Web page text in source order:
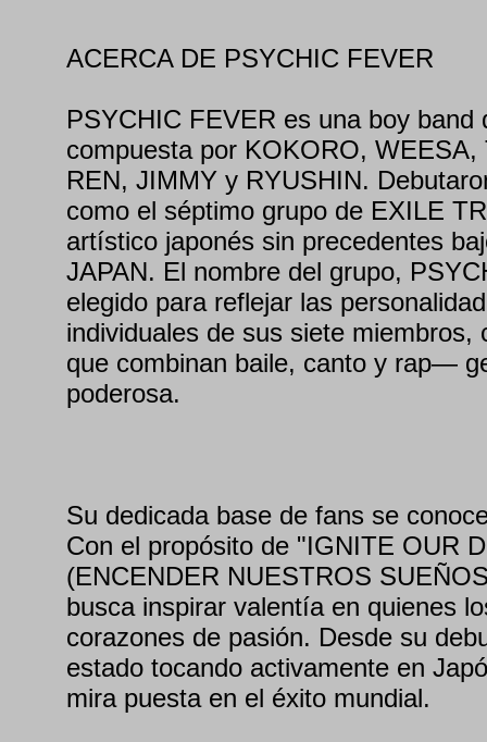
ACERCA DE PSYCHIC FEVER
PSYCHIC FEVER es una boy band
compuesta por KOKORO,
REN, JIMMY y RYUSHIN.
como el séptimo grupo de EXILE
artístico japonés sin precedentes
JAPAN. El nombre del grupo,
elegido para reflejar las
individuales de sus siete
que combinan baile, canto y rap—
poderosa.
Su dedicada base de fans se
Con el propósito de "IGNITE OUR
(ENCENDER NUESTROS
busca inspirar valentía en quienes
corazones de pasión. Desde su
estado tocando activamente en
mira puesta en el éxito mundial.